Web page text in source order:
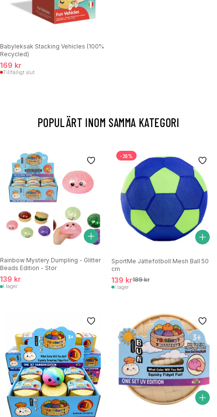
Babyleksak Stacking Vehicles (100%
Recycled)
169 kr
Tillfälligt slut
POPULÄRT INOM SAMMA KATEGORI
Rainbow Mystery Dumpling - Glitter
Beads Edition - Stor
139 kr
I lager
-26%
SportMe Jättefotboll Mesh Ball 50
cm
139 kr189 kr
I lager